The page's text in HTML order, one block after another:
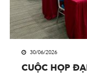
30/06/2026
CUỘC HỌP